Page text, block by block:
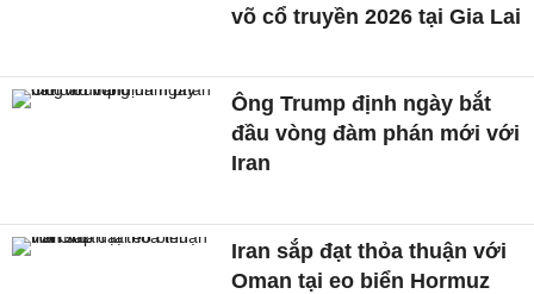
võ cổ truyền 2026 tại Gia Lai
Ông Trump định ngày bắt
đầu vòng đàm phán mới với
Iran
Iran sắp đạt thỏa thuận với
Oman tại eo biển Hormuz